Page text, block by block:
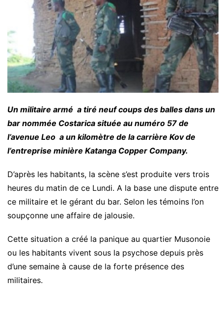
Un militaire armé a tiré neuf coups des balles dans un
bar nommée Costarica située au numéro 57 de
l’avenue Leo a un kilomètre de la carrière Kov de
l’entreprise minière Katanga Copper Company.
D’après les habitants, la scène s’est produite vers trois
heures du matin de ce Lundi. A la base une dispute entre
ce militaire et le gérant du bar. Selon les témoins l’on
soupçonne une affaire de jalousie.
Cette situation a créé la panique au quartier Musonoie
ou les habitants vivent sous la psychose depuis près
d’une semaine à cause de la forte présence des
militaires.